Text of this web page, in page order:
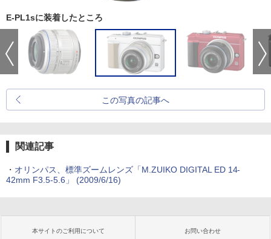
E-PL1sに装着したところ
この写真の記事へ
関連記事
・ オリンパス、標準ズームレンズ「M.ZUIKO DIGITAL ED 14-
42mm F3.5-5.6」 (2009/6/16)
本サイトのご利用について お問い合わせ